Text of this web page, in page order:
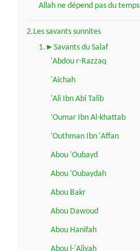
Allah ne dépend pas du temps
2.Les savants sunnites
1.►Savants du Salaf
'Abdou r-Razzaq
'Aichah
'Ali Ibn Abi Talib
'Oumar Ibn Al-khattab
'Outhman Ibn 'Affan
Abou 'Oubayd
Abou 'Oubaydah
Abou Bakr
Abou Dawoud
Abou Hanifah
Abou l-'Aliyah